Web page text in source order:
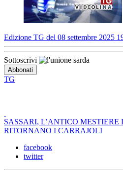
Edizione TG del 08 settembre 2025
Sottoscrivi
TG
SASSARI, L’ANTICO
RITORNANO I CARRAJOLI
facebook
twitter